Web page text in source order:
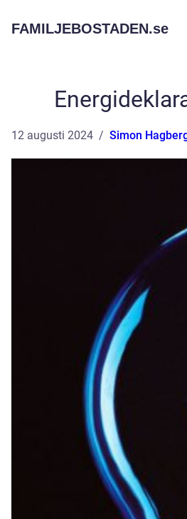
FAMILJEBOSTADEN.se
12 augusti 2024 Simon